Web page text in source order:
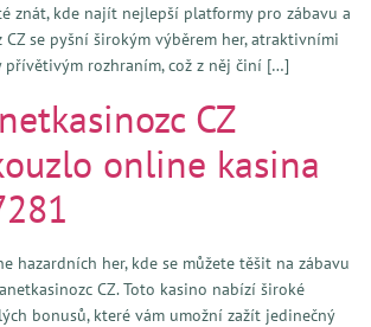
znát, kde najít nejlepší platformy pro zábavu a
CZ se pyšní širokým výběrem her, atraktivními
přívětivým rozhraním, což z něj činí […]
CZ
online kasina
hazardních her, kde se můžete těšit na zábavu
CZ. Toto kasino nabízí široké
bonusů, které vám umožní zažít jedinečný